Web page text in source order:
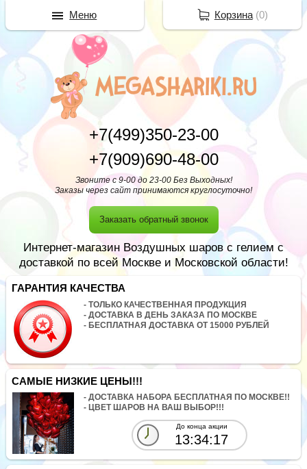
+7(499)350-23-00
+7(909)690-48-00
Звоните с 9-00 до 23-00 Без Выходных!
Заказы через сайт принимаются круглосуточно!
Заказать обратный звонок
Интернет-магазин Воздушных шаров с гелием с
доставкой по всей Москве и Московской области!
ГАРАНТИЯ КАЧЕСТВА
- ТОЛЬКО КАЧЕСТВЕННАЯ ПРОДУКЦИЯ
- ДОСТАВКА В ДЕНЬ ЗАКАЗА ПО МОСКВЕ
- БЕСПЛАТНАЯ ДОСТАВКА ОТ 15000 РУБЛЕЙ
САМЫЕ НИЗКИЕ ЦЕНЫ!!!
- ДОСТАВКА НАБОРА БЕСПЛАТНАЯ ПО МОСКВЕ!!
- ЦВЕТ ШАРОВ НА ВАШ ВЫБОР!!!
До конца акции
13:34:17
Корзина(0)
Меню